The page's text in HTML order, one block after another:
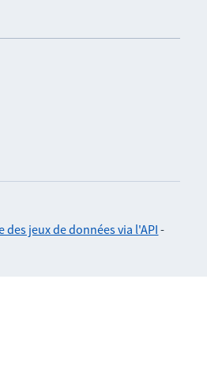
des jeux de données via l'API -